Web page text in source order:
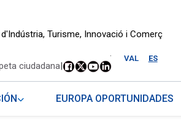
Turisme, Innovació i Comerç
VAL ES
.
ciudadana|
EUROPA OPORTUNIDADES